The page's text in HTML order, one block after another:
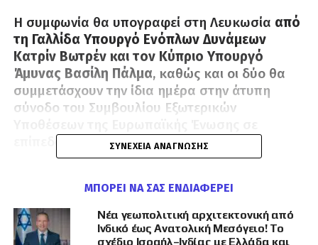
Η συμφωνία θα υπογραφεί στη Λευκωσία από
τη Γαλλίδα Υπουργό Ενόπλων Δυνάμεων
Κατρίν Βωτρέν και τον Κύπριο Υπουργό
Άμυνας Βασίλη Πάλμα, καθώς και οι δύο θα
συμμετάσχουν την ίδια ημέρα στην άτυπη
σύνοδο του Συμβουλίου Εξωτερικών
επίπεδο Υπουργών Άμυνας.
γαλλικών δυνάμεων στο κυπριακό έδαφος,
αυστηρά για ανθρωπιστικούς σκοπούς, στο
πλαίσιο της ενισχυμένης συνεργασίας που
ΣΥΝΈΧΕΙΑ ΑΝΆΓΝΩΣΗΣ
ΜΠΟΡΕΊ ΝΑ ΣΑΣ ΕΝΔΙΑΦΈΡΕΙ
Νέα γεωπολιτική αρχιτεκτονική από
Ινδικό έως Ανατολική Μεσόγειο! Το
σχέδιο Ισραήλ–Ινδίας με Ελλάδα και